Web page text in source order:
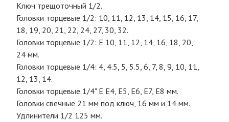
Ключ трещоточный 1/2.
Головки торцевые 1/2: 10, 11, 12, 13, 14, 15, 16, 17,
18, 19, 20, 21, 22, 24, 27, 30, 32.
Головки торцевые 1/2: Е 10, 11, 12, 14, 16, 18, 20,
24 мм.
Головки торцевые 1/4: 4, 4.5, 5, 5.5, 6, 7, 8, 9, 10, 11,
12, 13, 14.
Головки торцевые 1/4" Е Е4, Е5, Е6, Е7, Е8 мм.
Головки свечные 21 мм под ключ, 16 мм и 14 мм.
Удлинители 1/2 125 мм.